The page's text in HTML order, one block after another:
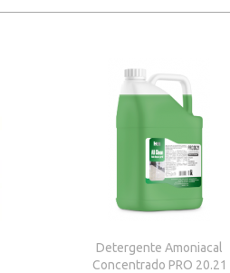
Detergente Amoniacal
Concentrado PRO 20.21